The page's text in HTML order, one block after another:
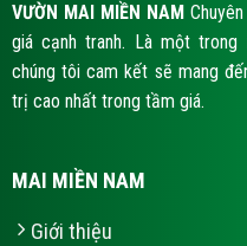
VƯỜN MAI MIỀN NAM
giá cạnh tranh. Là một trong
chúng tôi cam kết sẽ mang
trị cao nhất trong tầm giá.
MAI MIỀN NAM
Giới thiệu